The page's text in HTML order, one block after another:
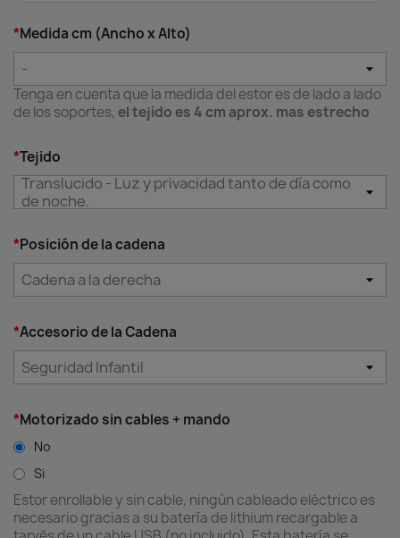
privacidad.
Diferencia entre tejidos
*Medida cm (Ancho x Alto)
-
Tenga en cuenta que la medida del estor es de lado a lado
de los soportes, el tejido es 4 cm aprox. mas estrecho
*Tejido
Translucido - Luz y privacidad tanto de día como
de noche.
*Posición de la cadena
Cadena a la derecha
*Accesorio de la Cadena
Seguridad Infantil
*Motorizado sin cables + mando
No
Si
Estor enrollable y sin cable, ningún cableado eléctrico es
necesario gracias a su batería de lithium recargable a